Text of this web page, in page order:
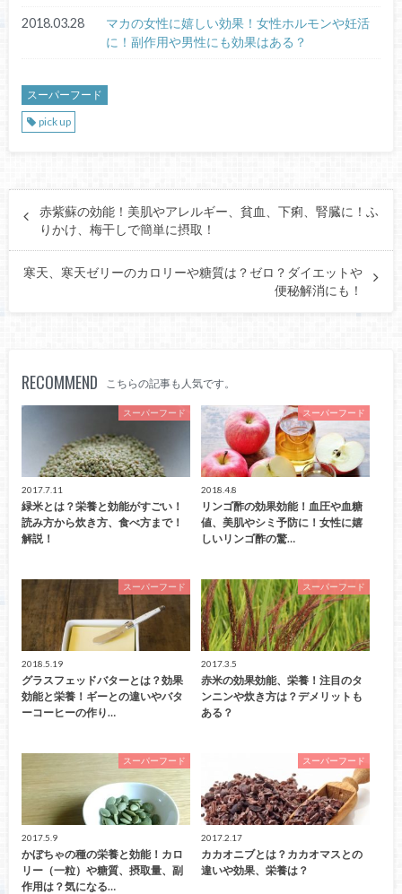
2018.03.28
マカの女性に嬉しい効果！女性ホルモンや妊活
に！副作用や男性にも効果はある？
スーパーフード
pick up
赤紫蘇の効能！美肌やアレルギー、貧血、下痢、腎臓に！ふ
りかけ、梅干しで簡単に摂取！
寒天、寒天ゼリーのカロリーや糖質は？ゼロ？ダイエットや
便秘解消にも！
RECOMMEND こちらの記事も人気です。
スーパーフード
2017.7.11
緑米とは？栄養と効能がすごい！
読み方から炊き方、食べ方まで！
解説！
スーパーフード
2018.4.8
リンゴ酢の効果効能！血圧や血糖
値、美肌やシミ予防に！女性に嬉
しいリンゴ酢の驚…
スーパーフード
2018.5.19
グラスフェッドバターとは？効果
効能と栄養！ギーとの違いやバタ
ーコーヒーの作り…
スーパーフード
2017.3.5
赤米の効果効能、栄養！注目のタ
ンニンや炊き方は？デメリットも
ある？
スーパーフード
2017.5.9
かぼちゃの種の栄養と効能！カロ
リー（一粒）や糖質、摂取量、副
作用は？気になる…
スーパーフード
2017.2.17
カカオニブとは？カカオマスとの
違いや効果、栄養は？